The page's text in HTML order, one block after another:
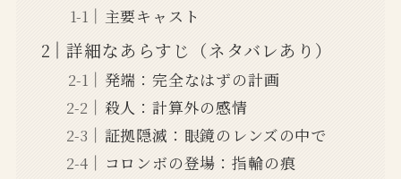
主要キャスト
詳細なあらすじ（ネタバレあり）
発端：完全なはずの計画
殺人：計算外の感情
証拠隠滅：眼鏡のレンズの中で
コロンボの登場：指輪の痕